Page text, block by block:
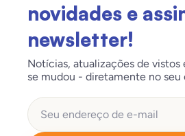
novidades e
newsletter!
Notícias, atualizações de vistos
se mudou - diretamente no seu